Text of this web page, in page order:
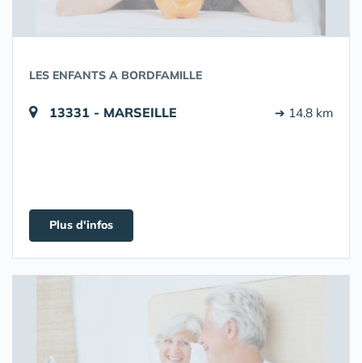
LES ENFANTS A BORDFAMILLE
13331 - MARSEILLE ➔ 14.8 km
Plus d'infos